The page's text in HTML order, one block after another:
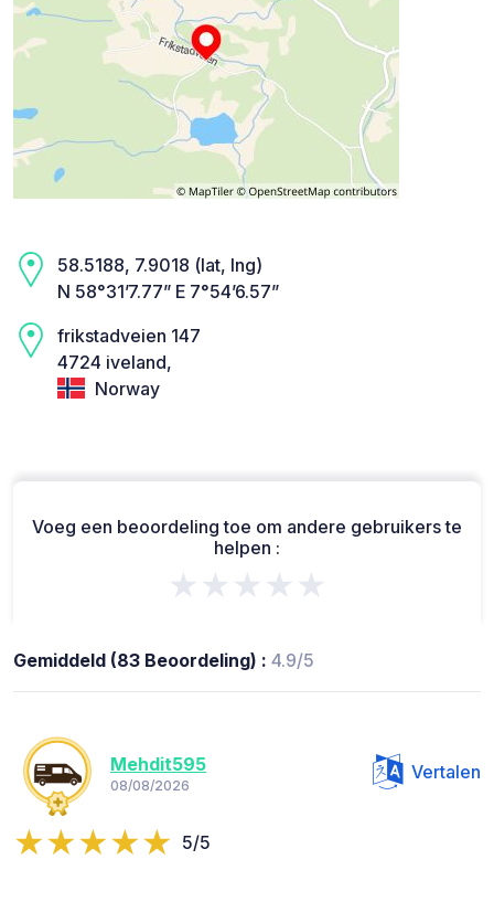
58.5188, 7.9018 (lat, lng)
N 58°31’7.77” E 7°54’6.57”
frikstadveien 147
4724 iveland,
Norway
Voeg een beoordeling toe om andere gebruikers te
helpen :
★★★★★
Gemiddeld (83 Beoordeling) : 4.9/5
Mehdit595
08/08/2026
Vertalen
5/5